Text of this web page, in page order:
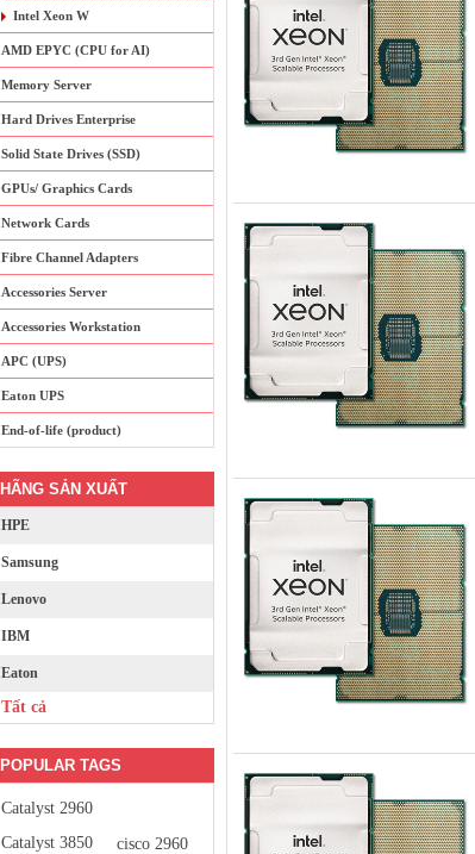
Intel Xeon W
AMD EPYC (CPU for AI)
Memory Server
Hard Drives Enterprise
Solid State Drives (SSD)
GPUs/ Graphics Cards
Network Cards
Fibre Channel Adapters
Accessories Server
Accessories Workstation
APC (UPS)
Eaton UPS
End-of-life (product)
HÃNG SẢN XUẤT
HPE
Samsung
Lenovo
IBM
Eaton
Tất cả
POPULAR TAGS
Catalyst 2960
Catalyst 3850 cisco 2960